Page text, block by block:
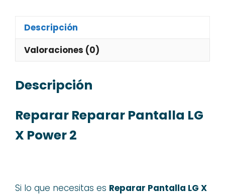
Descripción
Valoraciones (0)
Descripción
Reparar Reparar Pantalla LG
X Power 2
Si lo que necesitas es Reparar Pantalla LG X